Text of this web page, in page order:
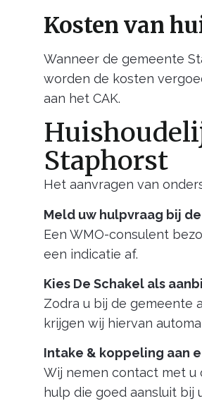
Kosten van
Wanneer de gemeente
worden de kosten
aan het CAK.
Staphorst
Het aanvragen van
Meld uw hulpvraag bij
Een WMO-consulent
een indicatie af.
Kies De Schakel als
Zodra u bij de gemeente
krijgen wij hiervan
Intake & koppeling aan
Wij nemen contact met u
hulp die goed aansluit bij